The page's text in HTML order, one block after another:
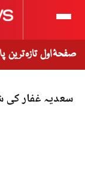
صفحۂ اول تازہ ترین
سعدیہ غفار کی